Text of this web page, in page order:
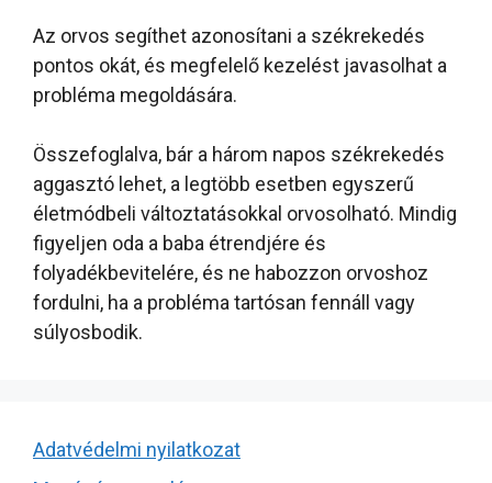
Az orvos segíthet azonosítani a székrekedés
pontos okát, és megfelelő kezelést javasolhat a
probléma megoldására.
Összefoglalva, bár a három napos székrekedés
aggasztó lehet, a legtöbb esetben egyszerű
életmódbeli változtatásokkal orvosolható. Mindig
figyeljen oda a baba étrendjére és
folyadékbevitelére, és ne habozzon orvoshoz
fordulni, ha a probléma tartósan fennáll vagy
súlyosbodik.
Adatvédelmi nyilatkozat